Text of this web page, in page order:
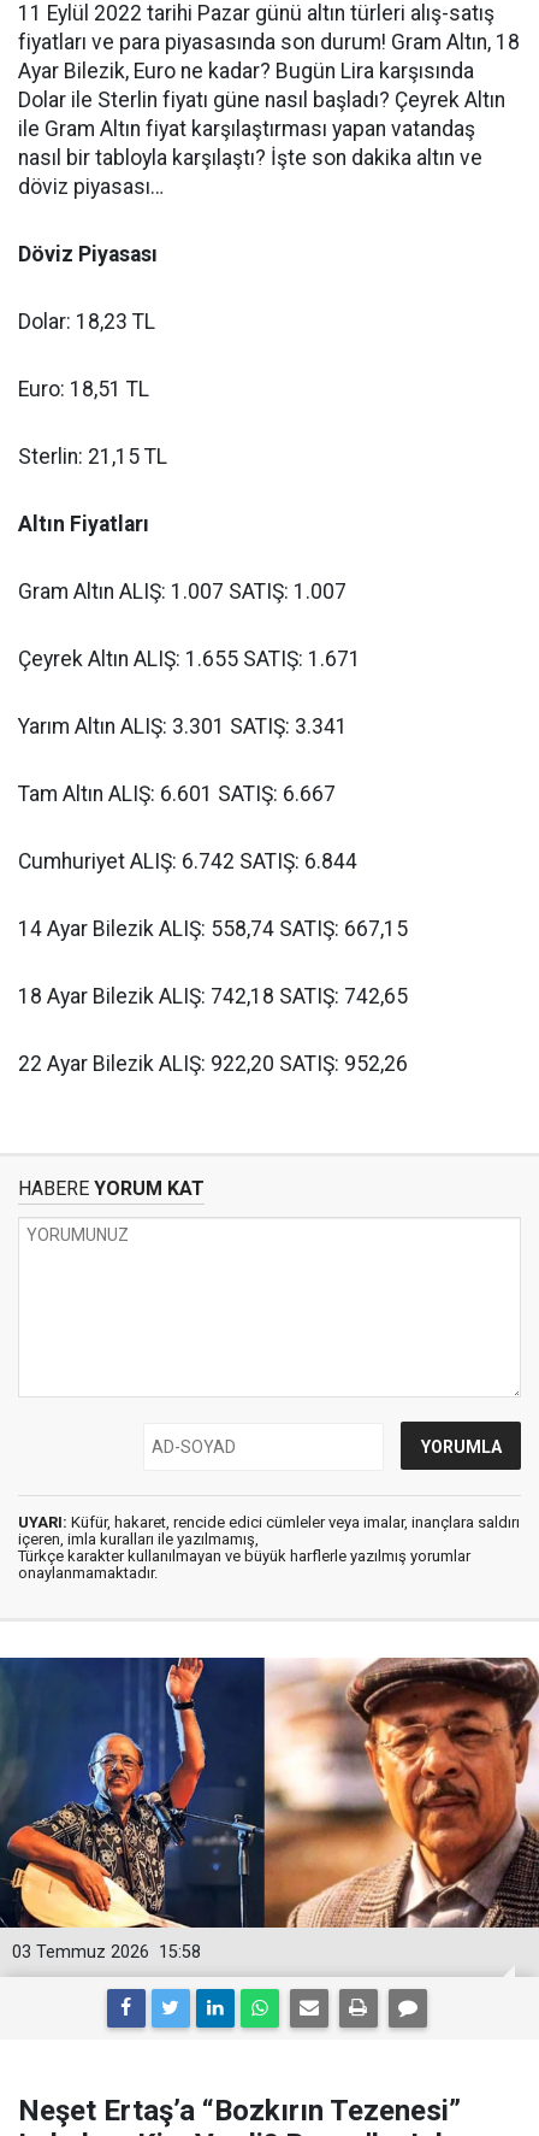
11 Eylül 2022 tarihi Pazar günü altın türleri alış-satış
fiyatları ve para piyasasında son durum! Gram Altın, 18
Ayar Bilezik, Euro ne kadar? Bugün Lira karşısında
Dolar ile Sterlin fiyatı güne nasıl başladı? Çeyrek Altın
ile Gram Altın fiyat karşılaştırması yapan vatandaş
nasıl bir tabloyla karşılaştı? İşte son dakika altın ve
döviz piyasası…
Döviz Piyasası
Dolar: 18,23 TL
Euro: 18,51 TL
Sterlin: 21,15 TL
Altın Fiyatları
Gram Altın ALIŞ: 1.007 SATIŞ: 1.007
Çeyrek Altın ALIŞ: 1.655 SATIŞ: 1.671
Yarım Altın ALIŞ: 3.301 SATIŞ: 3.341
Tam Altın ALIŞ: 6.601 SATIŞ: 6.667
Cumhuriyet ALIŞ: 6.742 SATIŞ: 6.844
14 Ayar Bilezik ALIŞ: 558,74 SATIŞ: 667,15
18 Ayar Bilezik ALIŞ: 742,18 SATIŞ: 742,65
22 Ayar Bilezik ALIŞ: 922,20 SATIŞ: 952,26
HABERE YORUM KAT
UYARI: Küfür, hakaret, rencide edici cümleler veya imalar, inançlara saldırı
içeren, imla kuralları ile yazılmamış,
Türkçe karakter kullanılmayan ve büyük harflerle yazılmış yorumlar
onaylanmamaktadır.
15:58
03 Temmuz 2026
Neşet Ertaş’a “Bozkırın Tezenesi”